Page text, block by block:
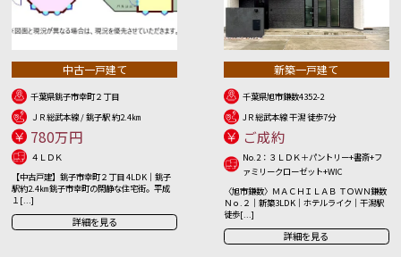
中古一戸建て
千葉県銚子市幸町２丁目
ＪＲ総武本線 / 銚子駅 約2.4㎞
780万円
４ＬＤＫ
【中古戸建】銚子市幸町２丁目 4LDK｜銚子
駅約2.4㎞ 銚子市幸町の閑静な住宅街。平成
１[...]
詳細を見る
新築一戸建て
千葉県旭市鎌数4352-2
JＲ総武本線 干潟 徒歩7分
ご成約
No.2：３ＬＤＫ＋パントリー+書斎+フ
ァミリークローゼット+WIC
〈旭市鎌数〉ＭＡＣＨＩＬＡＢ ＴＯＷＮ鎌数
Ｎｏ.２｜新築3LDK｜ホテルライク｜干潟駅
徒歩[...]
詳細を見る